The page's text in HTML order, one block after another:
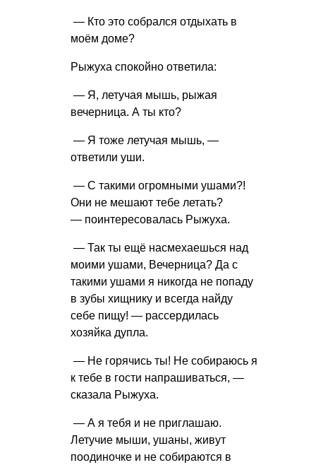
— Кто это собрался отдыхать в
моём доме?
Рыжуха спокойно ответила:
— Я, летучая мышь, рыжая
вечерница. А ты кто?
— Я тоже летучая мышь, —
ответили уши.
— С такими огромными ушами?!
Они не мешают тебе летать?
— поинтересовалась Рыжуха.
— Так ты ещё насмехаешься над
моими ушами, Вечерница? Да с
такими ушами я никогда не попаду
в зубы хищнику и всегда найду
себе пищу! — рассердилась
хозяйка дупла.
— Не горячись ты! Не собираюсь я
к тебе в гости напрашиваться, —
сказала Рыжуха.
— А я тебя и не приглашаю.
Летучие мыши, ушаны, живут
поодиночке и не собираются в